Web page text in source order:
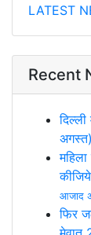
LATEST
Recent
अगस्त)
आजाद
फिर